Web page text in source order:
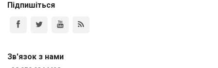
Підпишіться
Зв'язок з нами